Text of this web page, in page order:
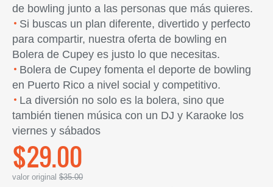
de bowling junto a las personas que más quieres.
Si buscas un plan diferente, divertido y perfecto
para compartir, nuestra oferta de bowling en
Bolera de Cupey es justo lo que necesitas.
Bolera de Cupey fomenta el deporte de bowling
en Puerto Rico a nivel social y competitivo.
La diversión no solo es la bolera, sino que
también tienen música con un DJ y Karaoke los
viernes y sábados
$29.00
valor original $35.00